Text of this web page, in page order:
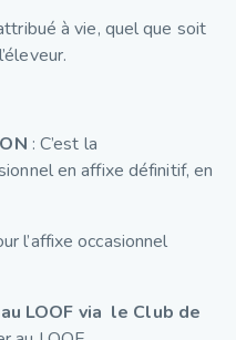
à vie, quel que soit
: C’est la
en affixe définitif, en
l’affixe occasionnel
LOOF via le Club de